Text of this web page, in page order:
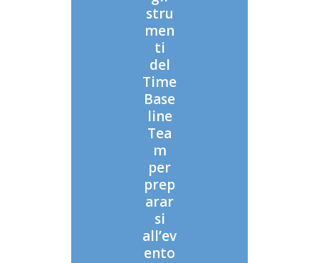
stru
men
ti
del
Time
Base
line
Tea
m
per
prep
arar
si
all’ev
ento